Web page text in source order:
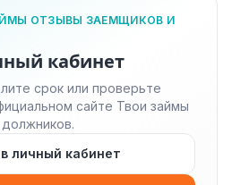
ОТЗЫВЫ ЗАЕМЩИКОВ И
кабинет
срок или проверьте
сайте Твои займы
личный кабинет